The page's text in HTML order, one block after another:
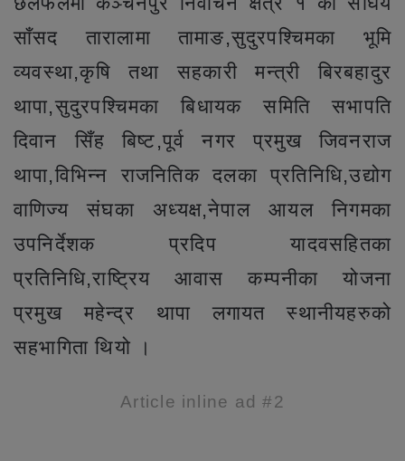
साँसद तारालामा तामाङ,सुदुरपश्चिमका भूमि
व्यवस्था,कृषि तथा सहकारी मन्त्री बिरबहादुर
थापा,सुदुरपश्चिमका बिधायक समिति सभापति
दिवान सिँह बिष्ट,पूर्व नगर प्रमुख जिवनराज
थापा,विभिन्न राजनितिक दलका प्रतिनिधि,उद्योग
वाणिज्य संघका अध्यक्ष,नेपाल आयल निगमका
उपनिर्देशक प्रदिप यादवसहितका
प्रतिनिधि,राष्ट्रिय आवास कम्पनीका योजना
प्रमुख महेन्द्र थापा लगायत स्थानीयहरुको
सहभागिता थियो ।
Article inline ad #2